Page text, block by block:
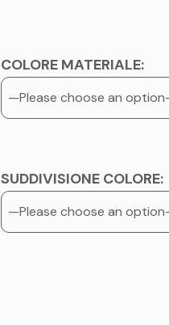
COLORE MATERIALE:
SUDDIVISIONE COLORE: